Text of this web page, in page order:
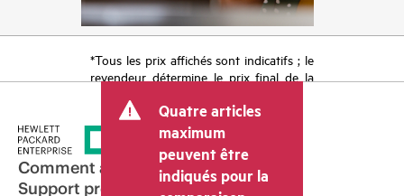
*Tous les prix affichés sont indicatifs ; le
revendeur détermine le prix final de la
tels que la TVA ou les taxes sur la vente
et les frais d’expédition. Le prix de la
transaction déterminé par le revendeur
peut varier par rapport à d’autres
revendeurs et au prix indicatif affiché.
Quatre articles
maximum
peuvent être
indiqués pour la
Comment acheter
Support produit